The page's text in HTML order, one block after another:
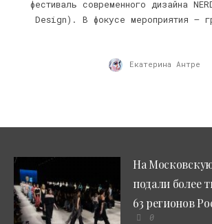
фестиваль современного дизайна
Design). В фокусе мероприятия –
Екатерина Антре
На
подали более
63 регионов
0